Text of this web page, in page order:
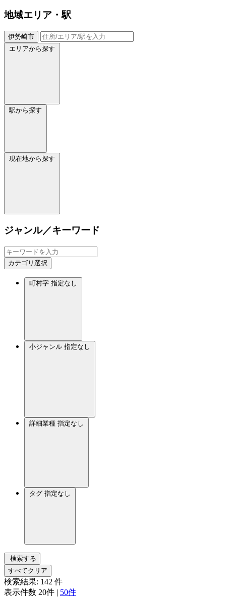
地域エリア・駅
伊勢崎市
エリアから探す
駅から探す
現在地から探す
ジャンル／キーワード
カテゴリ選択
町村字 指定なし
小ジャンル 指定なし
詳細業種 指定なし
タグ 指定なし
検索する
すべてクリア
検索結果: 142 件
表示件数 20件 | 50件